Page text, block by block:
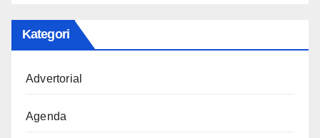
Kategori
Advertorial
Agenda